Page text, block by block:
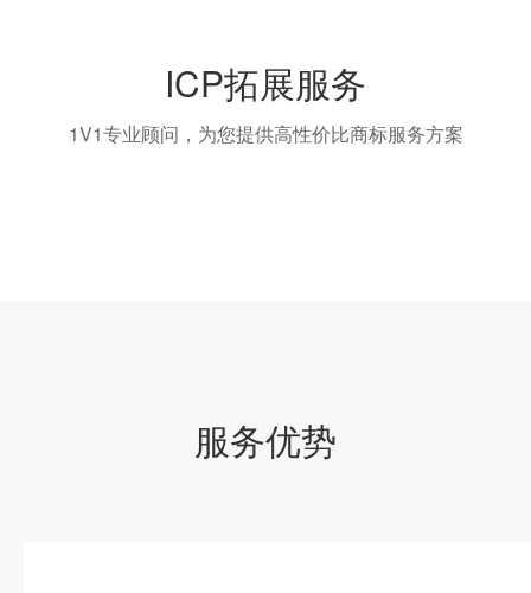
ICP拓展服务
1V1专业顾问，为您提供高性价比商标服务方案
服务优势